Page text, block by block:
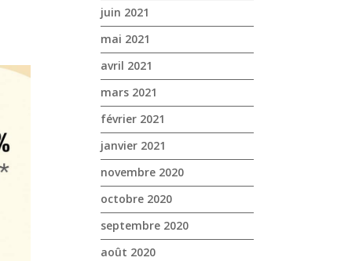
juin 2021
mai 2021
avril 2021
mars 2021
février 2021
janvier 2021
novembre 2020
octobre 2020
septembre 2020
août 2020